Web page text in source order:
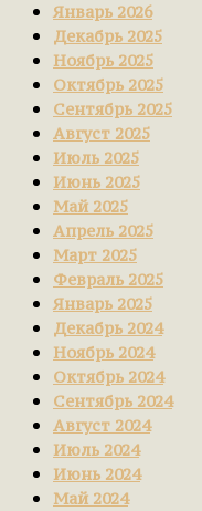
Январь 2026
Декабрь 2025
Ноябрь 2025
Октябрь 2025
Сентябрь 2025
Август 2025
Июль 2025
Июнь 2025
Май 2025
Апрель 2025
Март 2025
Февраль 2025
Январь 2025
Декабрь 2024
Ноябрь 2024
Октябрь 2024
Сентябрь 2024
Август 2024
Июль 2024
Июнь 2024
Май 2024